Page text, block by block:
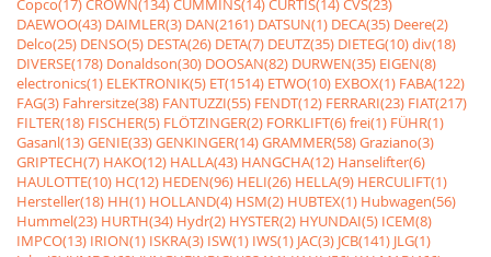
Copco(17)CROWN(134)CUMMINS(14)CURTIS(14)CVS(23)
DAEWOO(43) DAIMLER(3) DAN(2161) DATSUN(1) DECA(35) Deere(2)
Delco(25) DENSO(5) DESTA(26) DETA(7) DEUTZ(35) DIETEG(10)div(18)
DIVERSE(178) Donaldson(30) DOOSAN(82) DURWEN(35) EIGEN(8)
electronics(1) ELEKTRONIK(5) ET(1514) ETWO(10) EXBOX(1) FABA(122)
FAG(3) Fahrersitze(38) FANTUZZI(55) FENDT(12) FERRARI(23) FIAT(217)
FILTER(18) FISCHER(5) FLÖTZINGER(2) FORKLIFT(6)frei(1) FÜHR(1)
Gasanl(13)GENIE(33)GENKINGER(14)GRAMMER(58)Graziano(3)
GRIPTECH(7) HAKO(12) HALLA(43) HANGCHA(12) Hanselifter(6)
HAULOTTE(10) HC(12) HEDEN(96) HELI(26) HELLA(9) HERCULIFT(1)
Hersteller(18) HH(1) HOLLAND(4) HSM(2) HUBTEX(1) Hubwagen(56)
Hummel(23) HURTH(34) Hydr(2) HYSTER(2) HYUNDAI(5) ICEM(8)
IMPCO(13) IRION(1) ISKRA(3) ISW(1) IWS(1) JAC(3) JCB(141) JLG(1)